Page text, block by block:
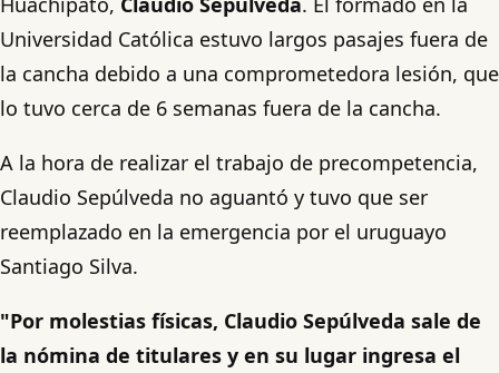
Universidad Católica estuvo largos pasajes fuera de
la cancha debido a una comprometedora lesión, que
lo tuvo cerca de 6 semanas fuera de la cancha.
A la hora de realizar el trabajo de precompetencia,
Claudio Sepúlveda no aguantó y tuvo que ser
reemplazado en la emergencia por el uruguayo
Santiago Silva.
"Por molestias físicas, Claudio Sepúlveda sale de
la nómina de titulares y en su lugar ingresa el